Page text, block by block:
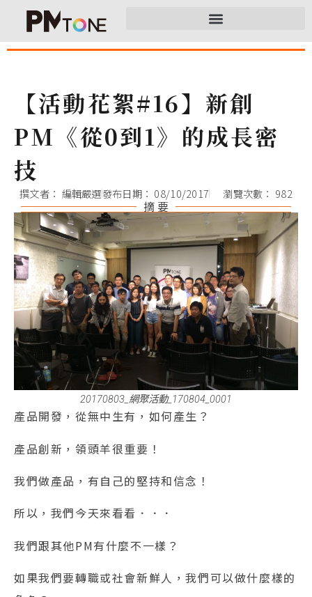
【活動花絮#16】新創
PM《從0到1》的成長密
技
撰文者： 編輯嚴選發布日期： 08/10/2017 瀏覽次數： 982
摘 要
20170803_網聚活動_170804_0001
產品開發，從無中生有，如何產生？
產品創新，領頭羊很重要！
我們做產品，有自己的堅持和信念！
所以，我們今天來看看．．．
我們跟其他PM有什麼不一樣？
如果我們要轉職或社會新鮮人，我們可以做什麼樣的